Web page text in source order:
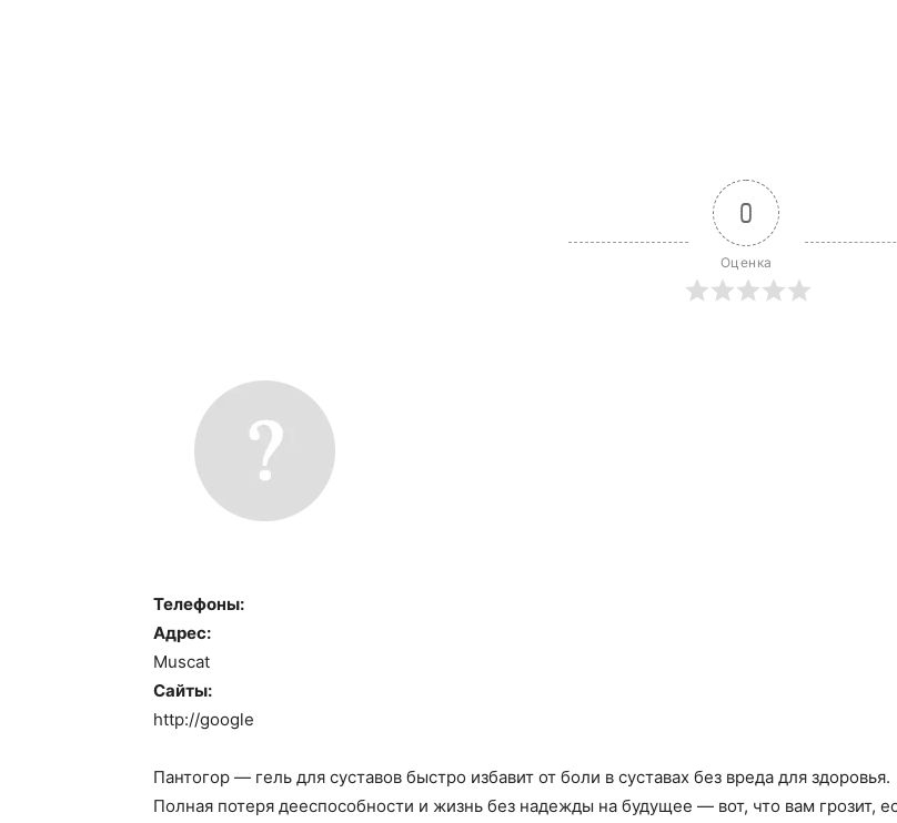
0
Оценка
Телефоны:
Адрес:
Muscat
Сайты:
http://google
Пантогор — гель для суставов быстро избавит от боли в суставах без вреда для здоровья.
Полная потеря дееспособности и жизнь без надежды на будущее — вот, что вам грозит,